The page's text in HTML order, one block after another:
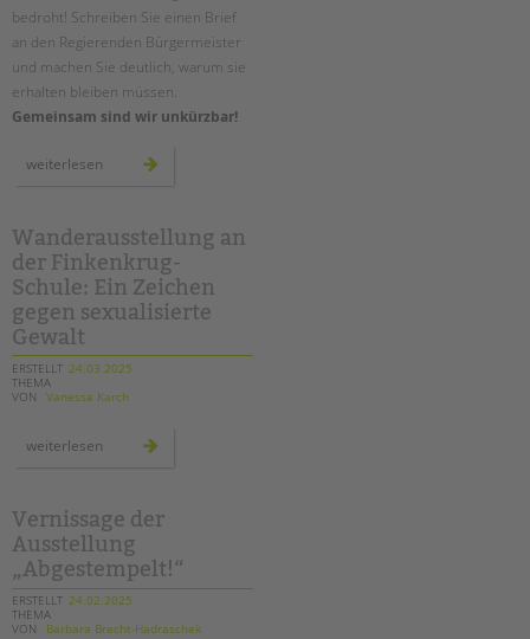
bedroht! Schreiben Sie einen Brief
an den Regierenden Bürgermeister
und machen Sie deutlich, warum sie
erhalten bleiben müssen.
Gemeinsam sind wir unkürzbar!
weiterlesen #briefeankai
soziale
zukunft
unserer
stadt
Wanderausstellung an
der Finkenkrug-
Schule: Ein Zeichen
gegen sexualisierte
Gewalt
ERSTELLT 24.03.2025
THEMA
VON
Vanessa Karch
weiterlesen wanderausstellung
ein
zeichen
gegen
sexualisierte
gewalt
Vernissage der
Ausstellung
„Abgestempelt!“
ERSTELLT 24.02.2025
THEMA
VON
Barbara Brecht-Hadraschek